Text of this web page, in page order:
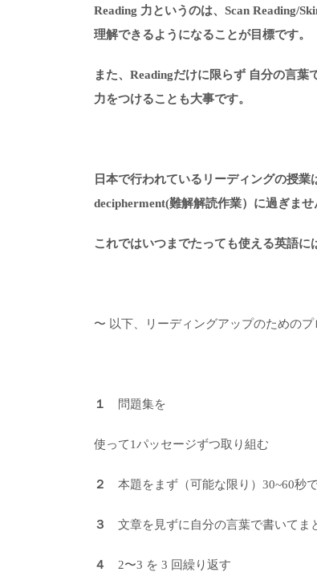
Reading 力というのは、Scan Reading/
理解できるようになることが目標です。
また、Readingだけに限らず 自分の言
力をつけることも大事です。
日本で行われているリーディングの授
decipherment(難解解読作業）に過ぎませ
これではいつまでたっても使える英語に
〜 以下、リーディングアップのための
１ 問題集を
使って1パッセージずつ取り組む
２ 本題をまず（可能な限り）30~60秒
３ 文章を見ずに自分の言葉で書いてま
４ 2〜3 を 3 回繰り返す